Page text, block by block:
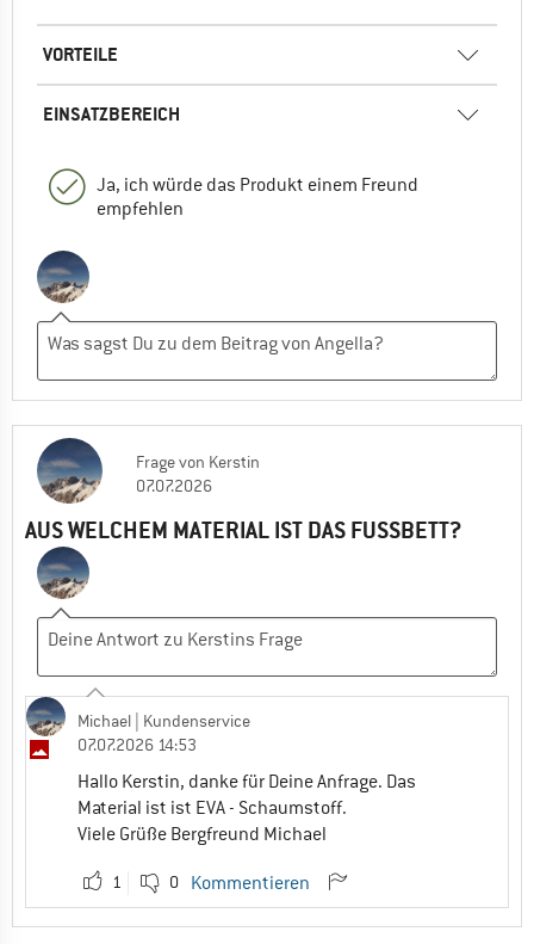
VORTEILE
EINSATZBEREICH
Ja, ich würde das Produkt einem Freund
empfehlen
Fragevon Kerstin
07.07.2026
AUS WELCHEM MATERIAL IST DAS FUSSBETT?
Michael | Kundenservice
07.07.2026 14:53
Hallo Kerstin, danke für Deine Anfrage. Das
Material ist ist EVA - Schaumstoff.
Viele Grüße Bergfreund Michael
1 0 Kommentieren